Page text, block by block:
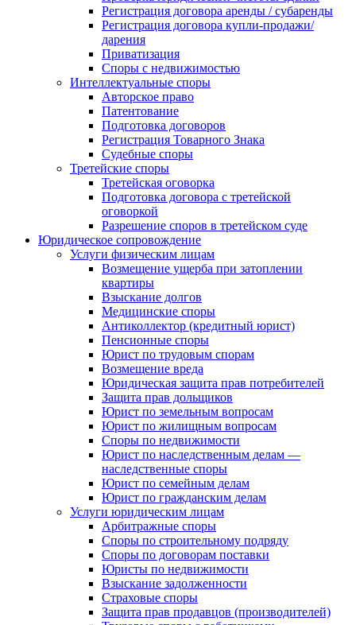
Регистрация договора аренды / субаренды
Регистрация договора купли-продажи/
дарения
Приватизация
Cпоры с недвижимостью
Интеллектуальные споры
Авторское право
Патентование
Подготовка договоров
Регистрация Товарного Знака
Судебные споры
Третейские споры
Третейская оговорка
Подготовка договора с третейской
оговоркой
Разрешение споров в третейском суде
Юридическое сопровождение
Услуги физическим лицам
Возмещение ущерба при затоплении
квартиры
Взыскание долгов
Медицинские споры
Антиколлектор (кредитный юрист)
Пенсионные споры
Юрист по трудовым спорам
Возмещение вреда
Юридическая защита прав потребителей
Защита прав дольщиков
Юрист по земельным вопросам
Юрист по жилищным вопросам
Споры по недвижимости
Юрист по наследственным делам —
наследственные споры
Юрист по семейным делам
Юрист по гражданским делам
Услуги юридическим лицам
Арбитражные споры
Споры по строительному подряду
Споры по договорам поставки
Юристы по недвижимости
Взыскание задолженности
Страховые споры
Защита прав продавцов (производителей)